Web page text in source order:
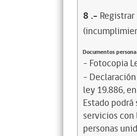
8 .-
Documentos
- Fotocopia
-
ley 19.886,
Estado
servicios
personas